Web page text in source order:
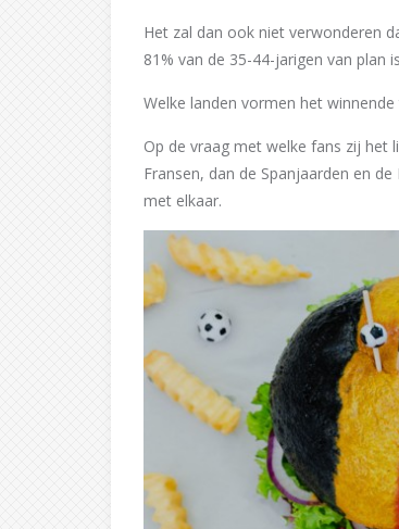
Het zal dan ook niet verwonderen
81% van de 35-44-jarigen van plan
Welke landen vormen het winnende
Op de vraag met welke fans zij het
Fransen, dan de Spanjaarden en
met elkaar.